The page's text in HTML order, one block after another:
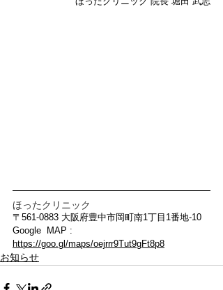
ほったクリニック
〒561-0883 大阪府豊中市岡町南1丁目1番地-10
Google  MAP :
https://goo.gl/maps/oejrrr9Tut9gFt8p8
お知らせ